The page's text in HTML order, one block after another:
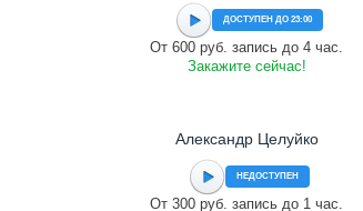
ДОСТУПЕН ДО 23:00
От 600 руб. запись до 4 час.
Закажите сейчас!
Александр Целуйко
НЕДОСТУПЕН
От 300 руб. запись до 1 час.